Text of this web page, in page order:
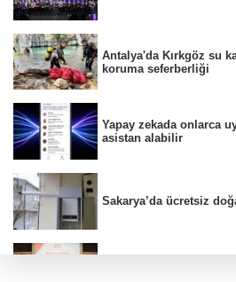
Antalya'da Kırkgöz su
koruma seferberliği
Yapay zekada onlarca
asistan alabilir
Sakarya’da ücretsiz